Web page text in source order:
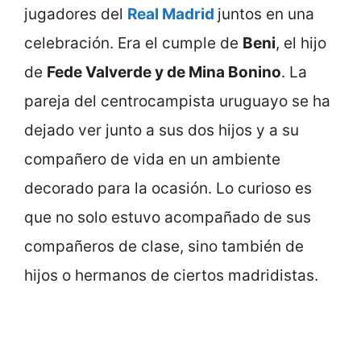
jugadores del Real Madrid juntos en una
celebración. Era el cumple de Beni, el hijo
de Fede Valverde y de Mina Bonino. La
pareja del centrocampista uruguayo se ha
dejado ver junto a sus dos hijos y a su
compañero de vida en un ambiente
decorado para la ocasión. Lo curioso es
que no solo estuvo acompañado de sus
compañeros de clase, sino también de
hijos o hermanos de ciertos madridistas.